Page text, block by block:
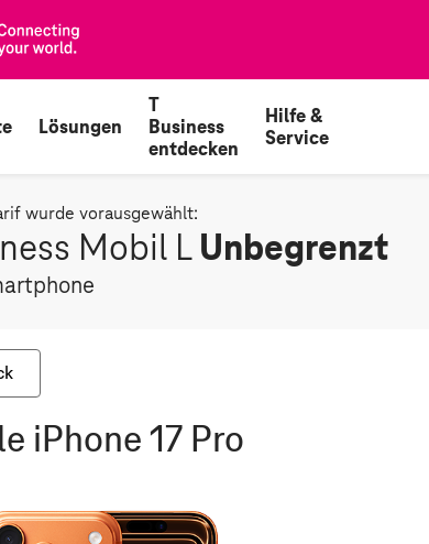
Lösungen
T
Business
entdecken
Hilfe &
Service
wurde vorausgewählt:
Mobil L Unbegrenzt
iPhone 17 Pro